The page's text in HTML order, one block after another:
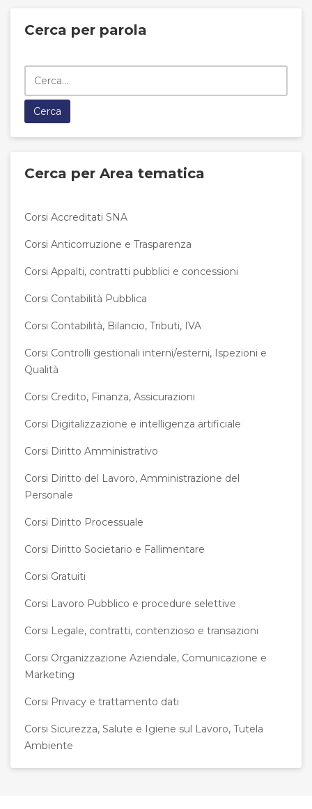
Cerca per parola
Cerca per Area tematica
Corsi Accreditati SNA
Corsi Anticorruzione e Trasparenza
Corsi Appalti, contratti pubblici e concessioni
Corsi Contabilità Pubblica
Corsi Contabilità, Bilancio, Tributi, IVA
Corsi Controlli gestionali interni/esterni, Ispezioni e
Qualità
Corsi Credito, Finanza, Assicurazioni
Corsi Digitalizzazione e intelligenza artificiale
Corsi Diritto Amministrativo
Corsi Diritto del Lavoro, Amministrazione del
Personale
Corsi Diritto Processuale
Corsi Diritto Societario e Fallimentare
Corsi Gratuiti
Corsi Lavoro Pubblico e procedure selettive
Corsi Legale, contratti, contenzioso e transazioni
Corsi Organizzazione Aziendale, Comunicazione e
Marketing
Corsi Privacy e trattamento dati
Corsi Sicurezza, Salute e Igiene sul Lavoro, Tutela
Ambiente